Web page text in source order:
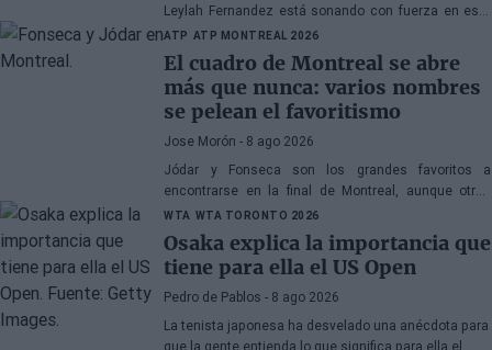
Leylah Fernandez está sonando con fuerza en este
WTA 1000 de Toronto 2026. Su próximo duelo ante
Naomi Osaka será clave para destapar la verdad.
ATP ATP MONTREAL 2026
El cuadro de Montreal se abre
más que nunca: varios nombres
se pelean el favoritismo
Jose Morón - 8 ago 2026
Jódar y Fonseca son los grandes favoritos a
encontrarse en la final de Montreal, aunque otros
pelearán por evitarlo.
WTA WTA TORONTO 2026
Osaka explica la importancia que
tiene para ella el US Open
Pedro de Pablos - 8 ago 2026
La tenista japonesa ha desvelado una anécdota para
que la gente entienda lo que significa para ella el